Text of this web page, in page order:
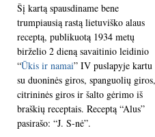
Šį kartą spausdiname bene
trumpiausią rastą lietuviško alaus
receptą, publikuotą 1934 metų
birželio 2 dieną savaitinio leidinio
“Ūkis ir namai” IV puslapyje kartu
su duoninės giros, spanguolių giros,
citrininės giros ir šalto gėrimo iš
braškių receptais. Receptą “Alus”
pasirašo: “J. S-nė”.